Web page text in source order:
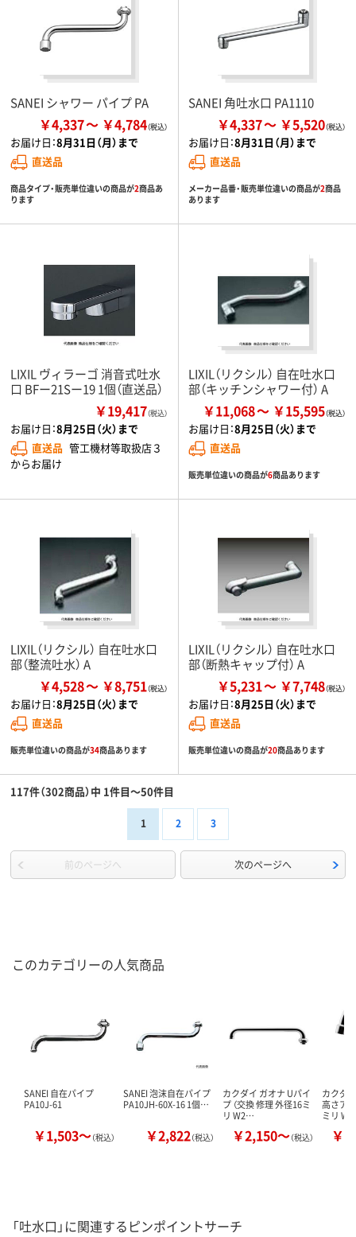
SANEI シャワー パイプ PA
￥4,337 ￥4,784
お届け日：8月31日（月）まで
直送品
商品タイプ・販売単位違いの商品が2商品あ
ります
SANEI 角吐水口 PA1110
￥4,337 ￥5,520
お届け日：8月31日（月）まで
直送品
メーカー品番・販売単位違いの商品が2商品
あります
LIXIL ヴィラーゴ 消音式吐水
口 BFー21Sー19 1個（直送品）
￥19,417（税込）
お届け日：8月25日（火）まで
直送品 管工機材等取扱店３
からお届け
LIXIL（リクシル） 自在吐水口
部（キッチンシャワー付） A
￥11,068 ￥15,595
お届け日：8月25日（火）まで
直送品
販売単位違いの商品が6商品あります
LIXIL（リクシル） 自在吐水口
部（整流吐水） A
￥4,528 ￥8,751
お届け日：8月25日（火）まで
直送品
販売単位違いの商品が34商品あります
LIXIL（リクシル） 自在吐水口
部（断熱キャップ付） A
￥5,231 ￥7,748
お届け日：8月25日（火）まで
直送品
販売単位違いの商品が20商品あります
117件（302商品）中 1件目～50件目
1 2 3
前のページへ 次のページへ
このカテゴリーの人気商品
SANEI 自在パイプ
PA10J-61
￥1,503～（税込）
SANEI 泡沫自在パイプ
PA10JH-60X-16 1個…
￥2,822（税込）
カクダイ ガオナ Uパイ
プ （交換 修理 外径16ミ
リ W2…
￥2,150～（税込）
カクダ
高さア
ミリ
￥
「吐水口」に関連するピンポイントサーチ